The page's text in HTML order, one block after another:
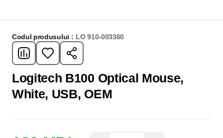
Codul produsului : LO 910-003360
Logitech B100 Optical Mouse,
White, USB, OEM